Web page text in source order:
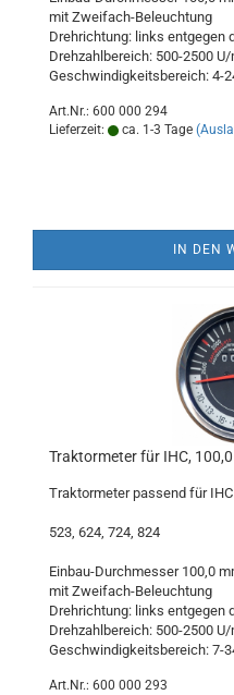
mit Zweifach-Beleuchtung
Drehrichtung: links entgegen
Drehzahlbereich: 500-2500
Geschwindigkeitsbereich: 4-
Art.Nr.: 600 000 294
Lieferzeit:
ca. 1-3 Tage
IN DEN
Traktormeter für IHC,
Traktormeter passend für IHC
523, 624, 724, 824
Einbau-Durchmesser 100,0
mit Zweifach-Beleuchtung
Drehrichtung: links entgegen
Drehzahlbereich: 500-2500
Geschwindigkeitsbereich: 7-
Art.Nr.: 600 000 293